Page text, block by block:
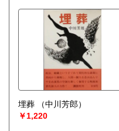
埋葬
（中川芳郎）
￥1,220